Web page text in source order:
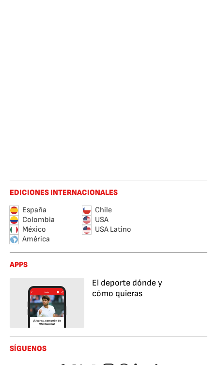
EDICIONES INTERNACIONALES
España
Chile
Colombia
USA
México
USA Latino
América
APPS
El deporte dónde y
cómo quieras
SÍGUENOS